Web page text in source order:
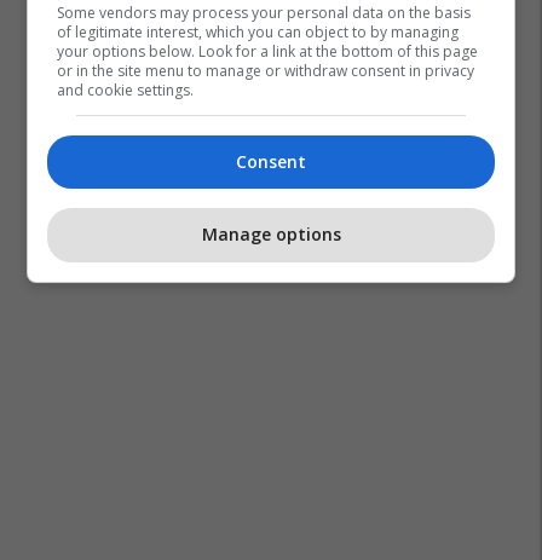
Some vendors may process your personal data on the basis
of legitimate interest, which you can object to by managing
your options below. Look for a link at the bottom of this page
or in the site menu to manage or withdraw consent in privacy
and cookie settings.
Consent
Manage options